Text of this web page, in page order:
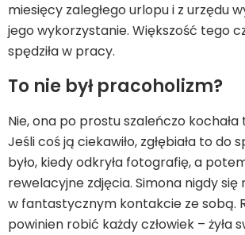
miesięcy zaległego urlopu i z urzędu
jego wykorzystanie. Większość tego
spędziła w pracy.
To nie był pracoholizm?
Nie, ona po prostu szaleńczo kochała
Jeśli coś ją ciekawiło, zgłębiała to do
było, kiedy odkryła fotografię, a
rewelacyjne zdjęcia. Simona nigdy się
w fantastycznym kontakcie ze sobą.
powinien robić każdy człowiek – żyła